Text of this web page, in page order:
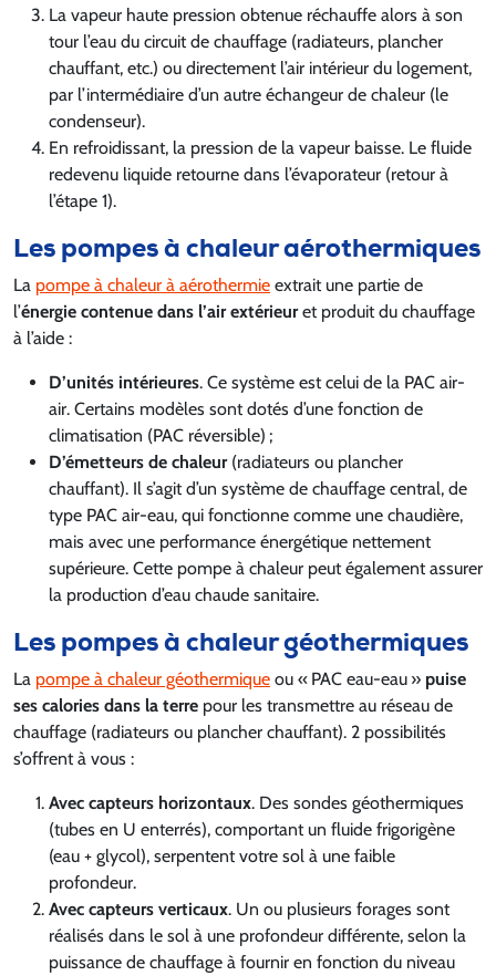
La vapeur haute pression obtenue réchauffe alors à son
tour l’eau du circuit de chauffage (radiateurs, plancher
chauffant, etc.) ou directement l’air intérieur du logement,
par l’intermédiaire d’un autre échangeur de chaleur (le
condenseur).
En refroidissant, la pression de la vapeur baisse. Le fluide
redevenu liquide retourne dans l’évaporateur (retour à
l’étape 1).
Les pompes à chaleur aérothermiques
La pompe à chaleur à aérothermie extrait une partie de
l’énergie contenue dans l’air extérieuret produit du chauffage
à l’aide :
D’unités intérieures. Ce système est celui de la PAC air-
air. Certains modèles sont dotés d’une fonction de
climatisation (PAC réversible) ;
D’émetteurs de chaleur(radiateurs ou plancher
chauffant). Il s’agit d’un système de chauffage central, de
type PAC air-eau, qui fonctionne comme une chaudière,
mais avec une performance énergétique nettement
supérieure. Cette pompe à chaleur peut également assurer
la production d’eau chaude sanitaire.
Les pompes à chaleur géothermiques
La pompe à chaleur géothermique ou « PAC eau-eau » puise
ses calories dans la terre pour les transmettre au réseau de
chauffage (radiateurs ou plancher chauffant). 2 possibilités
s’offrent à vous :
Avec capteurs horizontaux. Des sondes géothermiques
(tubes en U enterrés), comportant un fluide frigorigène
(eau + glycol), serpentent votre sol à une faible
profondeur.
Avec capteurs verticaux. Un ou plusieurs forages sont
réalisés dans le sol à une profondeur différente, selon la
puissance de chauffage à fournir en fonction du niveau